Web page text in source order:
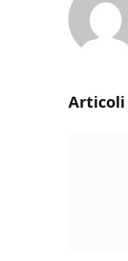
Articoli